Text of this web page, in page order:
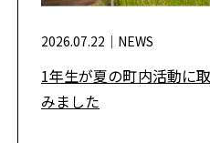
2026.07.22｜ NEWS
1年生が夏の町内活動に
みました